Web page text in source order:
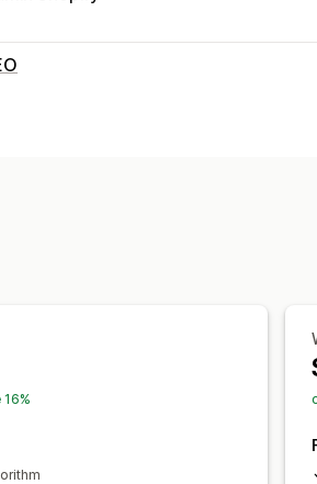
Tráfego de